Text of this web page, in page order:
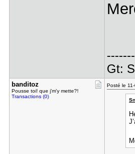
Gt:
banditoz
Pousse toi! que j'm'y mette?!
Transactions (0)
Posté le